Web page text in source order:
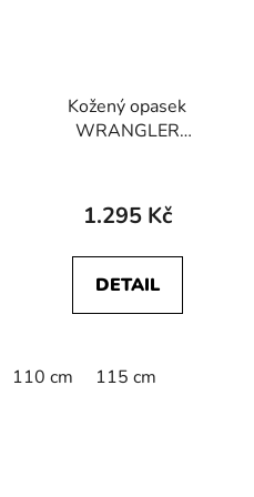
cm
Kožený opasek
WRANGLER
1.295 Kč
DETAIL
110 cm 115 cm